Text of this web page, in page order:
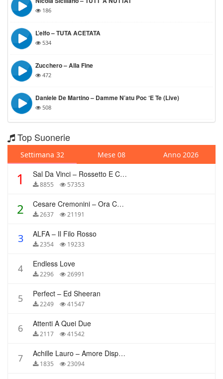
186
L’elfo – TUTA ACETATA
534
Zucchero – Alla Fine
472
Daniele De Martino – Damme N’atu Poc ‘e Te (Live)
508
Top Suonerie
Settimana 32 Mese 08 Anno 2026
1 Sal Da Vinci – Rossetto E Caffè
8855 57353
2 Cesare Cremonini – Ora Che Non Ho Più Te
2637 21191
3 ALFA – Il Filo Rosso
2354 19233
4 Endless Love
2296 26991
5 Perfect – Ed Sheeran
2249 41547
6 Attenti A Quei Due
2117 41542
7 Achille Lauro – Amore Disperato
1835 23094